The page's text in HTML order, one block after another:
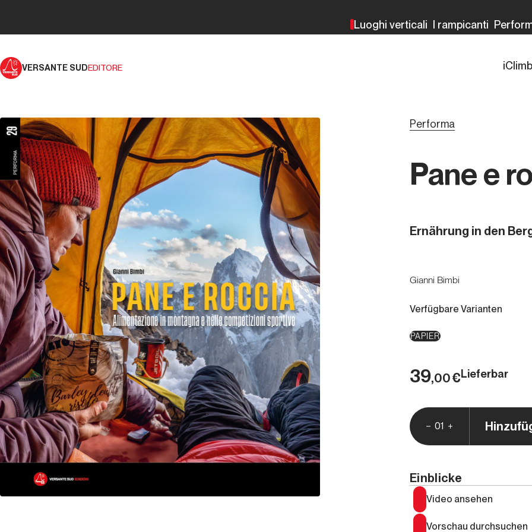
Luoghi verticali I rampicanti
VERSANTE SUDEDITORE
Performa
Pane e
Ernährung in den
Gianni Bimbi
Verfügbare Varianten
PAPIER
39,00€Lieferbar
01
Einblicke
Video ansehen
Vorschau durchsuchen